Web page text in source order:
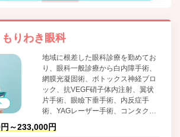
りわき眼科
地域に根差した眼科診療を勤めてお
り、眼科一般診療から白内障手術、
網膜光凝固術、ボトックス神経ブロ
ック、抗VEGF硝子体内注射、翼状
片手術、眼瞼下垂手術、内反症手
術、YAGレーザー手術、コンタクト
レンズの取り扱いを主におこなって
おります。
～233,000円